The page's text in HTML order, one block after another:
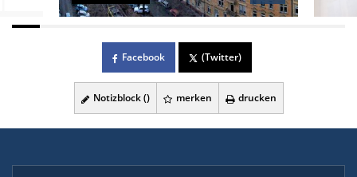
Facebook (Twitter)
Notizblock () merken drucken